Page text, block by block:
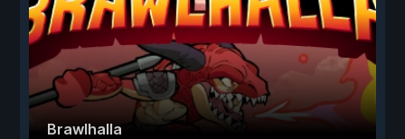
Brawlhalla